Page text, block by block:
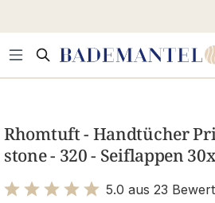
Rhomtuft - Handtücher
stone - 320 - Seiflappen
5.0 aus 23